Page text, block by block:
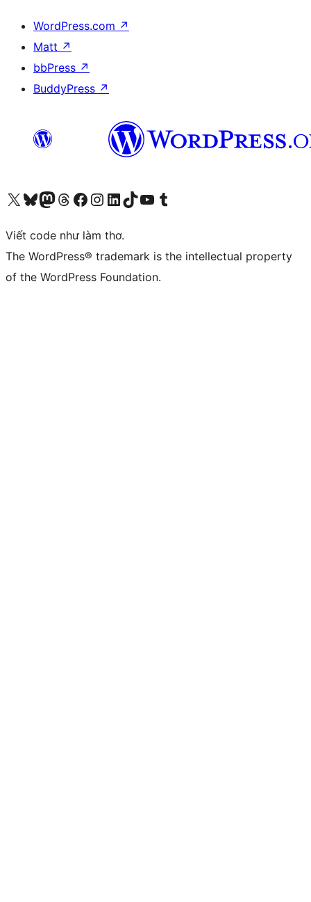
WordPress.com ↗
Matt ↗
bbPress ↗
BuddyPress ↗
Truy cập tài khoản X (trước đây là Twitter) của chúng tôiVisit our Bluesky account
Visit our Mastodon account
Visit our Threads account
Xem trang Facebook của chúng tôiTruy cập tài khoản Instagram của chúng tôiTruy cập tài khoản LinkedIn của chúng tôiVisit our TikTok account
Truy cập kênh YouTube của chúng tôi Visit our Tumblr account
Viết code như làm thơ.
The WordPress® trademark is the intellectual property
of the WordPress Foundation.